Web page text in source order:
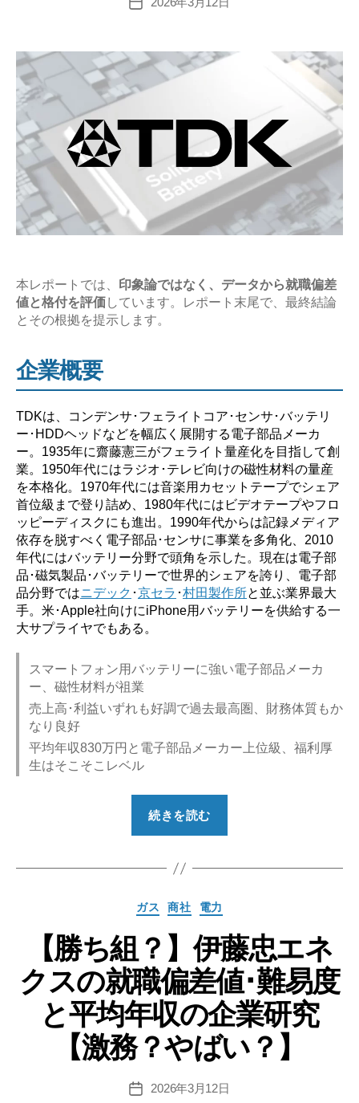
企
業
研
究
【激
務？
ば
い？】”
本レポートでは、 印象論ではなく、データから就職偏差
値と格付を評価しています。レポート末尾で、最終結論
とその根拠を提示します。
企業概要
TDKは、コンデンサ･フェライトコア･センサ･バッテリ
ー･HDDヘッドなどを幅広く展開する電子部品メーカ
ー。1935年に齋藤憲三がフェライト量産化を目指して創
業。1950年代にはラジオ･テレビ向けの磁性材料の量産
を本格化。1970年代には音楽用カセットテープでシェア
首位級まで登り詰め、1980年代にはビデオテープやフロ
ッピーディスクにも進出。1990年代からは記録メディア
依存を脱すべく電子部品･センサに事業を多角化、2010
年代にはバッテリー分野で頭角を示した。現在は電子部
品･磁気製品･バッテリーで世界的シェアを誇り、電子部
品分野ではニデック ･京セラ ･村田製作所と並ぶ業界最大
手。米･Apple社向けにiPhone用バッテリーを供給する一
大サプライヤでもある。
スマートフォン用バッテリーに強い電子部品メーカ
ー、磁性材料が祖業
売上高･利益いずれも好調で過去最高圏、財務体質もか
なり良好
平均年収830万円と電子部品メーカー上位級、福利厚
生はそこそこレベル
続きを読む
TDK
職
偏
差
値･
難
易
と
カ
ー
ガス 商社 電力
【勝ち組？】伊藤忠エネ
クスの就職偏差値･難易度
と平均年収の企業研究
【激務？やばい？】
投
2026年3月12日